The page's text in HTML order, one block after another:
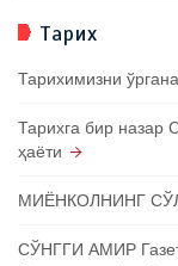
Тарих
Тарихимизни
Тарихга бир
ҳаёти
МИЁНКОЛНИНГ
СЎНГГИ АМИР